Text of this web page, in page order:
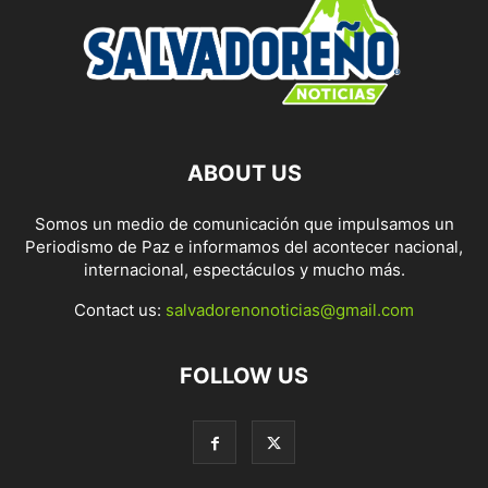
ABOUT US
Somos un medio de comunicación que impulsamos un
Periodismo de Paz e informamos del acontecer nacional,
internacional, espectáculos y mucho más.
Contact us: salvadorenonoticias@gmail.com
FOLLOW US